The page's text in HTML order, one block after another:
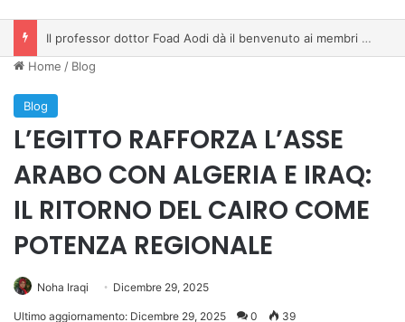
Il professor dottor Foad Aodi dà il benvenuto ai membri del Comitato per le Scienze delle Piramidi e le Scienze Archeologiche…
Home / Blog
Blog
L’EGITTO RAFFORZA L’ASSE
ARABO CON ALGERIA E IRAQ:
IL RITORNO DEL CAIRO COME
POTENZA REGIONALE
Noha Iraqi Dicembre 29, 2025
Ultimo aggiornamento: Dicembre 29, 2025 0 39